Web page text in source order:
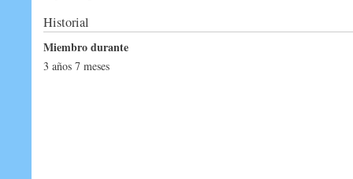
Historial
Miembro durante
3 años 7 meses